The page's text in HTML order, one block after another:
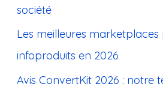
e
r
:
société
Les meilleures
infoproduits en 2026
Avis ConvertKit 2026 : notre